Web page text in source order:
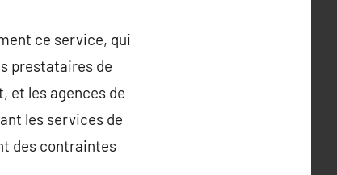
ce service, qui
prestataires de
et les agences de
les services de
des contraintes